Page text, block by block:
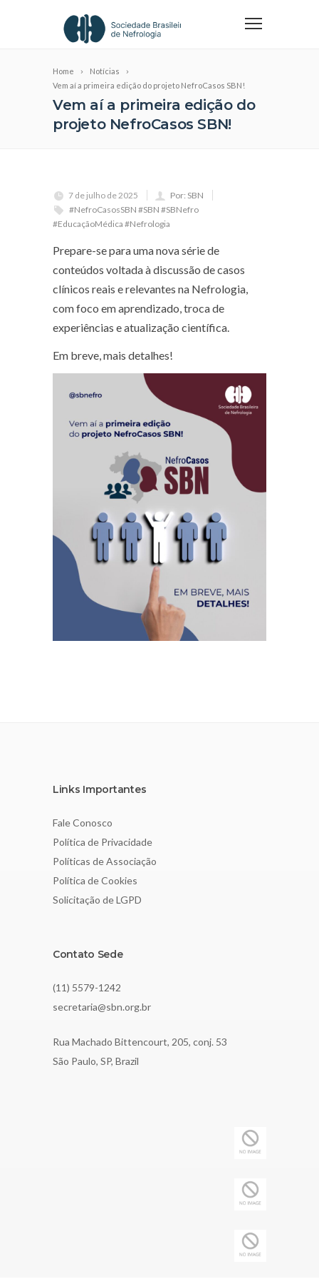
Home
Notícias
Vem aí a primeira edição do projeto NefroCasos SBN!
Vem aí a primeira edição do
projeto NefroCasos SBN!
7 de julho de 2025
Por: SBN
#NefroCasosSBN #SBN #SBNefro
#EducaçãoMédica #Nefrologia
Prepare-se para uma nova série de
conteúdos voltada à discussão de casos
clínicos reais e relevantes na Nefrologia,
com foco em aprendizado, troca de
experiências e atualização científica.
Em breve, mais detalhes!
Links Importantes
Fale Conosco
Política de Privacidade
Políticas de Associação
Política de Cookies
Solicitação de LGPD
Contato Sede
(11) 5579-1242
secretaria@sbn.org.br
Rua Machado Bittencourt, 205, conj. 53
São Paulo, SP, Brazil